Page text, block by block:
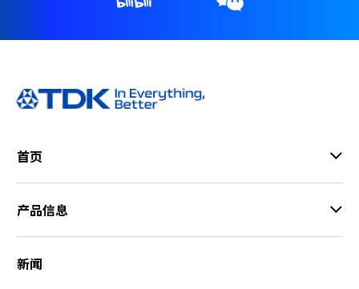
首页
产品信息
新闻